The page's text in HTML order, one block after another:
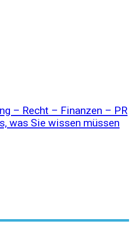
– Recht – Finanzen – PR
was Sie wissen müssen